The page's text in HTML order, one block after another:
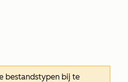
bestandstypen bij te